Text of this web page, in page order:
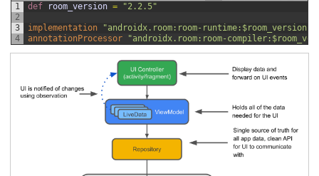
1
2
3
4
def room_version = "2.2.5"
implementation
"androidx.room:room-runtime:$room_version"
annotationProcessor
"androidx.room:room-